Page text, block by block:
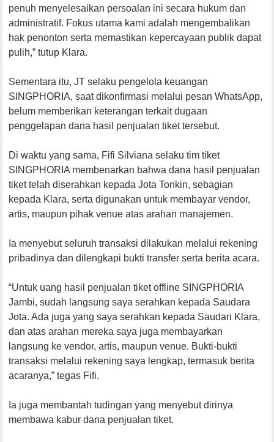
penuh menyelesaikan persoalan ini secara hukum dan
administratif. Fokus utama kami adalah mengembalikan
hak penonton serta memastikan kepercayaan publik dapat
pulih,” tutup Klara.
Sementara itu, JT selaku pengelola keuangan
SINGPHORIA, saat dikonfirmasi melalui pesan WhatsApp,
belum memberikan keterangan terkait dugaan
penggelapan dana hasil penjualan tiket tersebut.
Di waktu yang sama, Fifi Silviana selaku tim tiket
SINGPHORIA membenarkan bahwa dana hasil penjualan
tiket telah diserahkan kepada Jota Tonkin, sebagian
kepada Klara, serta digunakan untuk membayar vendor,
artis, maupun pihak venue atas arahan manajemen.
Ia menyebut seluruh transaksi dilakukan melalui rekening
pribadinya dan dilengkapi bukti transfer serta berita acara.
“Untuk uang hasil penjualan tiket offline SINGPHORIA
Jambi, sudah langsung saya serahkan kepada Saudara
Jota. Ada juga yang saya serahkan kepada Saudari Klara,
dan atas arahan mereka saya juga membayarkan
langsung ke vendor, artis, maupun venue. Bukti-bukti
transaksi melalui rekening saya lengkap, termasuk berita
acaranya,” tegas Fifi.
Ia juga membantah tudingan yang menyebut dirinya
membawa kabur dana penjualan tiket.